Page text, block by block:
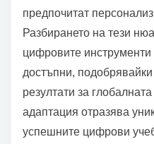
предпочитат
Разбирането на тези
цифровите инструменти
достъпни,
резултати за
адаптация отразява
успешните цифрови